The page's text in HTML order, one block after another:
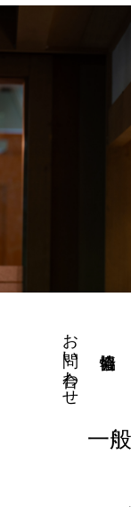
お問い合わせ
一